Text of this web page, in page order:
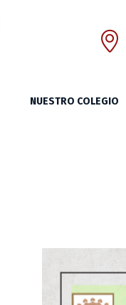
NUESTRO COLEGIO